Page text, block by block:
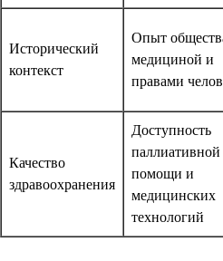
Исторический
контекст
Опыт
медициной и
правами
Качество
здравоохранения
Доступность
паллиативной
помощи и
медицинских
технологий